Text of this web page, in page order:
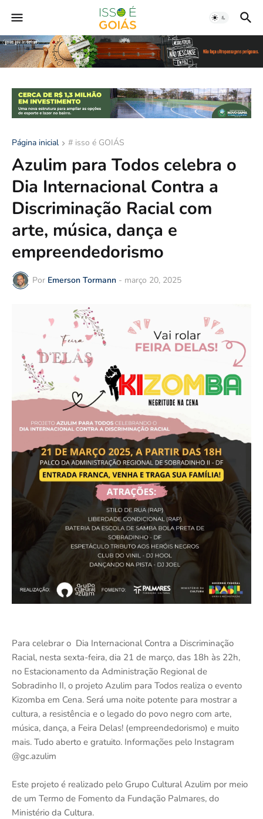
Página inicial # isso é GOIÁS
Azulim para Todos celebra o
Dia Internacional Contra a
Discriminação Racial com
arte, música, dança e
empreendedorismo
Por Emerson Tormann - março 20, 2025
Para celebrar o Dia Internacional Contra a Discriminação
Racial, nesta sexta-feira, dia 21 de março, das 18h às 22h,
no Estacionamento da Administração Regional de
Sobradinho II, o projeto Azulim para Todos realiza o evento
Kizomba em Cena. Será uma noite potente para mostrar a
cultura, a resistência e o legado do povo negro com arte,
música, dança, a Feira Delas! (empreendedorismo) e muito
mais. Tudo aberto e gratuito. Informações pelo Instagram
@gc.azulim
Este projeto é realizado pelo Grupo Cultural Azulim por meio
de um Termo de Fomento da Fundação Palmares, do
Ministério da Cultura.